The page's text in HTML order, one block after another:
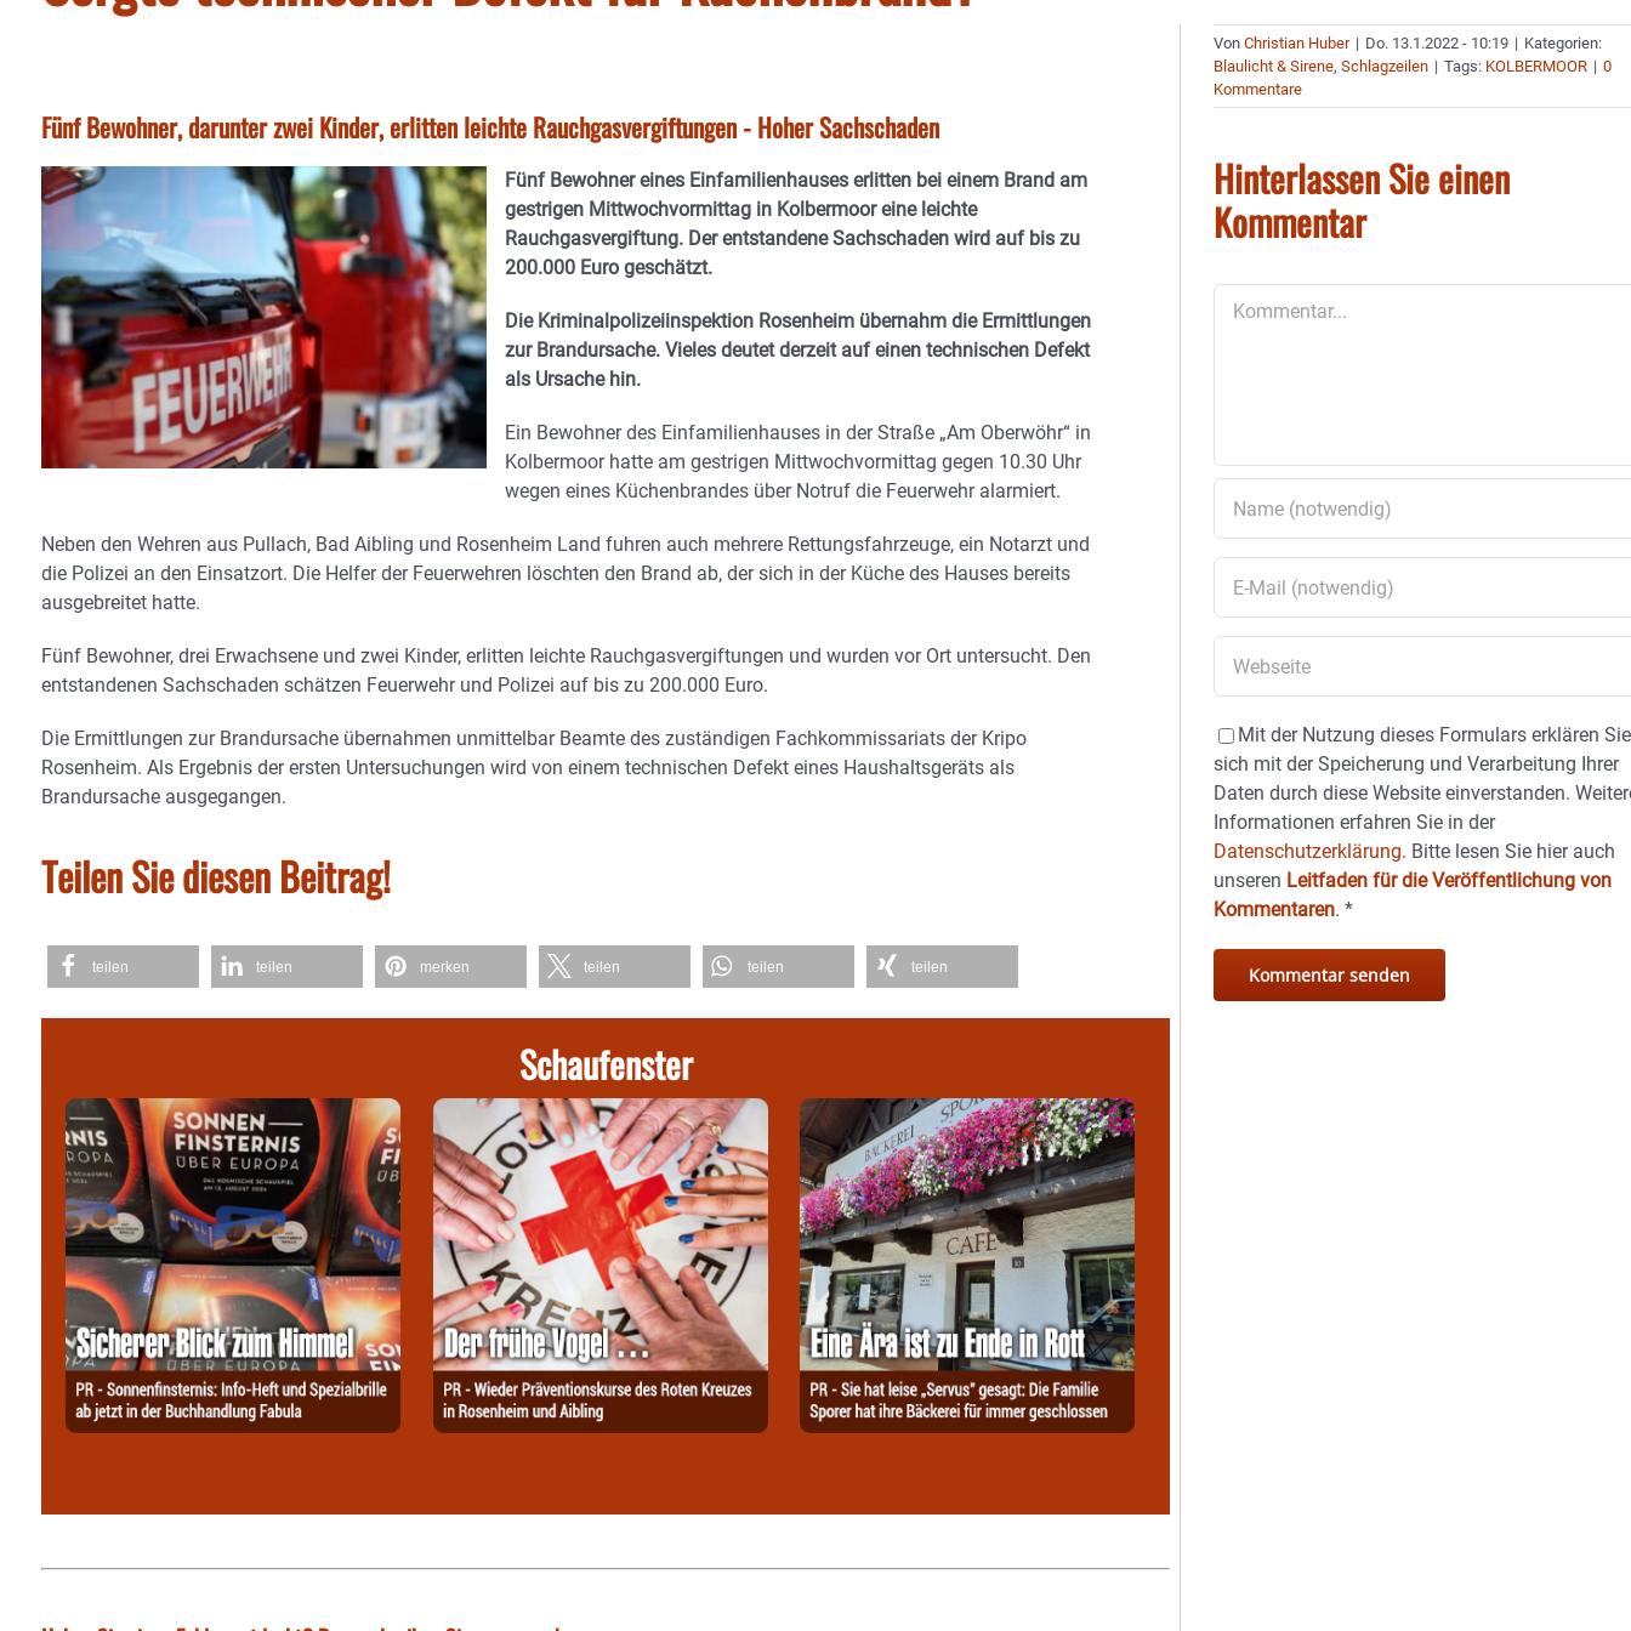
Fünf Bewohner, darunter zwei Kinder, erlitten leichte Rauchgasvergiftungen - Hoher Sachschaden
Fünf Bewohner eines Einfamilienhauses erlitten bei einem Brand am
gestrigen Mittwochvormittag in Kolbermoor eine leichte
Rauchgasvergiftung. Der entstandene Sachschaden wird auf bis zu
200.000 Euro geschätzt.
Die Kriminalpolizeiinspektion Rosenheim übernahm die Ermittlungen
zur Brandursache. Vieles deutet derzeit auf einen technischen Defekt
als Ursache hin.
Ein Bewohner des Einfamilienhauses in der Straße „Am Oberwöhr“ in
Kolbermoor hatte am gestrigen Mittwochvormittag gegen 10.30 Uhr
wegen eines Küchenbrandes über Notruf die Feuerwehr alarmiert.
Neben den Wehren aus Pullach, Bad Aibling und Rosenheim Land fuhren auch mehrere Rettungsfahrzeuge, ein Notarzt und
die Polizei an den Einsatzort. Die Helfer der Feuerwehren löschten den Brand ab, der sich in der Küche des Hauses bereits
ausgebreitet hatte.
Fünf Bewohner, drei Erwachsene und zwei Kinder, erlitten leichte Rauchgasvergiftungen und wurden vor Ort untersucht. Den
entstandenen Sachschaden schätzen Feuerwehr und Polizei auf bis zu 200.000 Euro.
Die Ermittlungen zur Brandursache übernahmen unmittelbar Beamte des zuständigen Fachkommissariats der Kripo
Rosenheim. Als Ergebnis der ersten Untersuchungen wird von einem technischen Defekt eines Haushaltsgeräts als
Brandursache ausgegangen.
Teilen Sie diesen Beitrag!
teilen teilen merken teilen teilen teilen
Schaufenster
VonChristian Huber | Do. 13.1.2022 - 10:19 | Kategorien:
Blaulicht & Sirene,Schlagzeilen | Tags: KOLBERMOOR | 0
Kommentare
Hinterlassen Sie einen
Kommentar
Mit der Nutzung dieses Formulars erklären Sie
sich mit der Speicherung und Verarbeitung Ihrer
Daten durch diese Website einverstanden.
Informationen erfahren Sie in der
Datenschutzerklärung. Bitte lesen Sie hier auch
unseren Leitfaden für die Veröffentlichung von
Kommentaren.*